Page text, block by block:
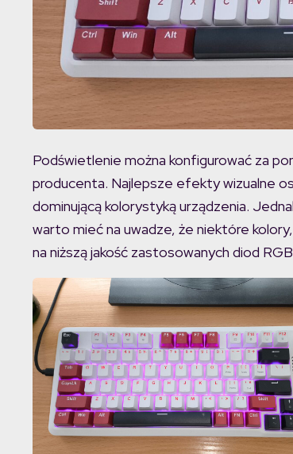
Podświetlenie można konfigurować za
producenta. Najlepsze efekty wizualne
dominującą kolorystyką urządzenia.
warto mieć na uwadze, że niektóre
na niższą jakość zastosowanych diod